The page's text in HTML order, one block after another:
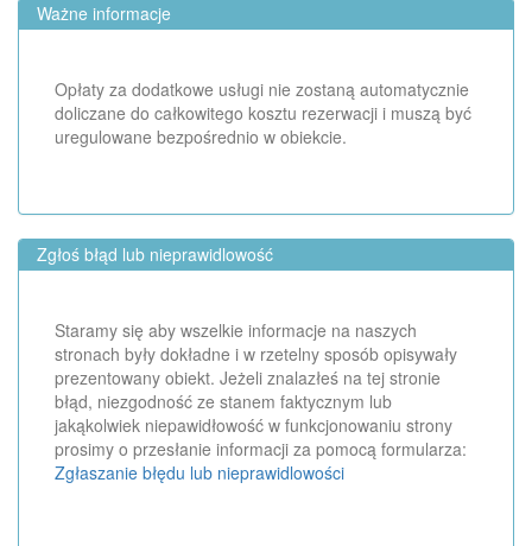
Ważne informacje
Opłaty za dodatkowe usługi nie zostaną automatycznie
doliczane do całkowitego kosztu rezerwacji i muszą być
uregulowane bezpośrednio w obiekcie.
Zgłoś błąd lub nieprawidlowość
Staramy się aby wszelkie informacje na naszych
stronach były dokładne i w rzetelny sposób opisywały
prezentowany obiekt. Jeżeli znalazłeś na tej stronie
błąd, niezgodność ze stanem faktycznym lub
jakąkolwiek niepawidłowość w funkcjonowaniu strony
prosimy o przesłanie informacji za pomocą formularza:
Zgłaszanie błędu lub nieprawidlowości